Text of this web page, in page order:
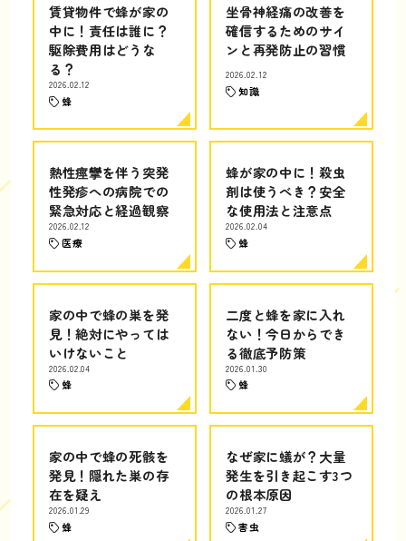
賃貸物件で蜂が家の
中に！責任は誰に？
駆除費用はどうな
る？
2026.02.12
蜂
坐骨神経痛の改善を
確信するためのサイ
ンと再発防止の習慣
2026.02.12
知識
熱性痙攣を伴う突発
性発疹への病院での
緊急対応と経過観察
2026.02.12
医療
蜂が家の中に！殺虫
剤は使うべき？安全
な使用法と注意点
2026.02.04
蜂
家の中で蜂の巣を発
見！絶対にやっては
いけないこと
2026.02.04
蜂
二度と蜂を家に入れ
ない！今日からでき
る徹底予防策
2026.01.30
蜂
家の中で蜂の死骸を
発見！隠れた巣の存
在を疑え
2026.01.29
蜂
なぜ家に蟻が？大量
発生を引き起こす3つ
の根本原因
2026.01.27
害虫